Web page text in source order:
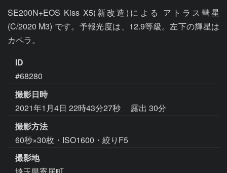
SE200N+EOS Kiss X5(新改造)による アトラス彗星
(C/2020 M3) です。予報光度は、12.9等級。左下の輝星は
カペラ。
ID
#68280
撮影日時
2021年1月4日 22時43分27秒
露出 30分
撮影方法
60秒×30枚・ISO1600・絞りF5
撮影地